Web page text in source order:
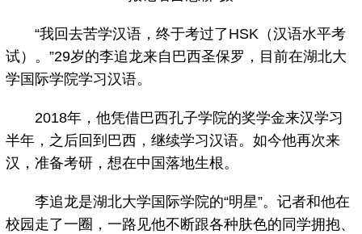
“我回去苦学汉语，终于考过了HSK（汉语水平考
试）。”29岁的李追龙来自巴西圣保罗，目前在湖北大
学国际学院学习汉语。
2018年，他凭借巴西孔子学院的奖学金来汉学习
半年，之后回到巴西，继续学习汉语。如今他再次来
汉，准备考研，想在中国落地生根。
李追龙是湖北大学国际学院的“明星”。记者和他在
校园走了一圈，一路见他不断跟各种肤色的同学拥抱、